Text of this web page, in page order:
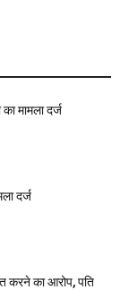
मामला दर्ज
दर्ज
करने का आरोप, पति